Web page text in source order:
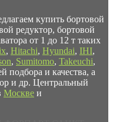
купить бортовой
редуктор, бортовой
от 1 до 12 т таких
, Hitachi, Hyundai, IHI,
, Sumitomo, Takeuchi,
подбора и качества, а
и др. Центральный
Москве и